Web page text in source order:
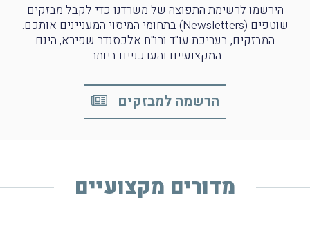
הירשמו לרשימת התפוצה של משרדנו כדי לקבל מבזקים
שוטפים (Newsletters) בתחומי המיסוי המעניינים אותכם.
המבזקים, בעריכת עו"ד ורו"ח אלכסנדר שפירא, הינם
המקצועיים והעדכניים ביותר.
הרשמה למבזקים
מדורים מקצועיים